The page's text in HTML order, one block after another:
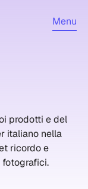
Menu
prodotti e del
italiano nella
ricordo e